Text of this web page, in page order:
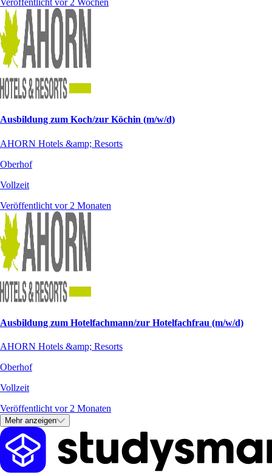
Veröffentlicht vor 2 Wochen
Ausbildung zum Koch/zur Köchin (m/w/d)
AHORN Hotels &amp; Resorts
Oberhof
Vollzeit
Veröffentlicht vor 2 Monaten
Ausbildung zum Hotelfachmann/zur Hotelfachfrau (m/w/d)
AHORN Hotels &amp; Resorts
Oberhof
Vollzeit
Veröffentlicht vor 2 Monaten
Mehr anzeigen